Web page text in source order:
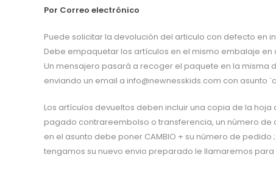
Por Correo electrónico
Puede solicitar la devolución del articulo con defecto en
Debe empaquetar los artículos en el mismo embalaje
Un mensajero pasará a recoger el paquete en la
enviando un email a info@newnesskids.com con asunto
Los artículos devueltos deben incluir una copia de la
pagado contrareembolso o transferencia, un número de
en el asunto debe poner CAMBIO + su número de
tengamos su nuevo envio preparado le llamaremos